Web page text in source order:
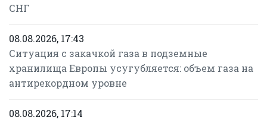
СНГ
08.08.2026, 17:43
Ситуация с закачкой газа в подземные
хранилища Европы усугубляется: объем газа на
антирекордном уровне
08.08.2026, 17:14